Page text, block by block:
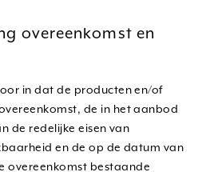
overeenkomst en
in dat de producten en/of
de in het aanbod
de redelijke eisen van
en de op de datum van
overeenkomst bestaande